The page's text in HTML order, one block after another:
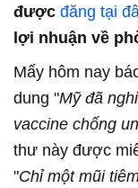
được đăng tại
lợi nhuận về
Mấy hôm nay
dung "Mỹ đã
vaccine chống
thư này được
"Chỉ một mũi